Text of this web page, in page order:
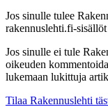
Jos sinulle tulee
rakennuslehti.fi-
Jos sinulle ei tule
oikeuden
lukemaan lukittuja
Tilaa Rakennuslehti